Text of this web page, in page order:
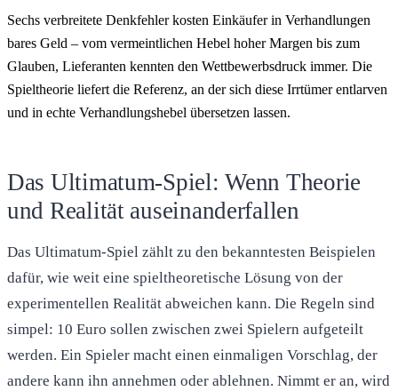
Sechs verbreitete Denkfehler kosten Einkäufer in Verhandlungen
bares Geld – vom vermeintlichen Hebel hoher Margen bis zum
Glauben, Lieferanten kennten den Wettbewerbsdruck immer. Die
Spieltheorie liefert die Referenz, an der sich diese Irrtümer entlarven
und in echte Verhandlungshebel übersetzen lassen.
Das Ultimatum-Spiel: Wenn Theorie
und Realität auseinanderfallen
Das Ultimatum-Spiel zählt zu den bekanntesten Beispielen
dafür, wie weit eine spieltheoretische Lösung von der
experimentellen Realität abweichen kann. Die Regeln sind
simpel: 10 Euro sollen zwischen zwei Spielern aufgeteilt
werden. Ein Spieler macht einen einmaligen Vorschlag, der
andere kann ihn annehmen oder ablehnen. Nimmt er an, wird